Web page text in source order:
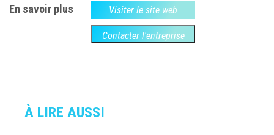
En savoir plus Visiter le site web
Contacter l'entreprise
À LIRE AUSSI